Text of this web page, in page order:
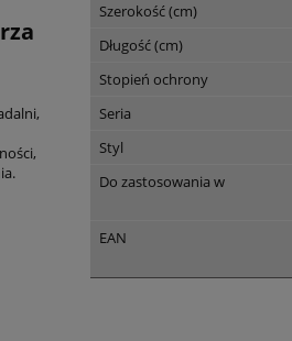
Szerokość (cm)
Długość (cm)
Stopień ochrony
Seria
Styl
Do zastosowania w
EAN